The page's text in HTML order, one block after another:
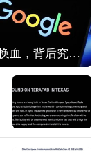
谷歌AI大换血，背后究竟发生了什么？